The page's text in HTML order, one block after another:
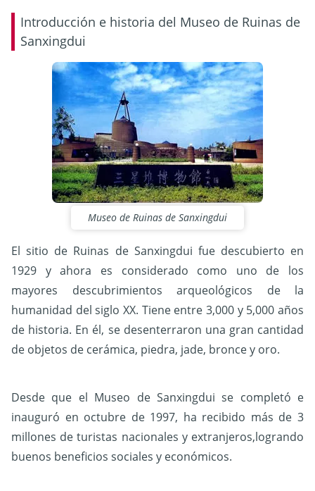
Introducción e historia del Museo de Ruinas de
Sanxingdui
Museo de Ruinas de Sanxingdui
El sitio de Ruinas de Sanxingdui fue descubierto en
1929 y ahora es considerado como uno de los
mayores descubrimientos arqueológicos de la
humanidad del siglo XX. Tiene entre 3,000 y 5,000 años
de historia. En él, se desenterraron una gran cantidad
de objetos de cerámica, piedra, jade, bronce y oro.
Desde que el Museo de Sanxingdui se completó e
inauguró en octubre de 1997, ha recibido más de 3
millones de turistas nacionales y extranjeros,logrando
buenos beneficios sociales y económicos.